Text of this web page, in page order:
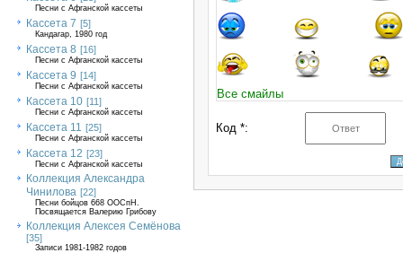
Песни с Афганской кассеты
Кассета 7 [5]
Кандагар, 1980 год
Кассета 8 [16]
Песни с Афганской кассеты
Кассета 9 [14]
Песни с Афганской кассеты
Кассета 10 [11]
Песни с Афганской кассеты
Кассета 11 [25]
Песни с Афганской кассеты
Кассета 12 [23]
Песни с Афганской кассеты
Коллекция Александра
Чинилова [22]
Песни бойцов 668 ООСпН.
Посвящается Валерию Грибову
Коллекция Алексея Семёнова
[35]
Записи 1981-1982 годов
Все смайлы
Код *: